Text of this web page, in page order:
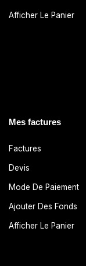
Afficher Le Panier
Mes factures
Factures
Devis
Mode De Paiement
Ajouter Des Fonds
Afficher Le Panier